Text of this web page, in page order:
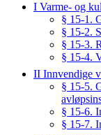
I Varme- og
§ 15-1.
§ 15-2.
§ 15-3.
§ 15-4.
II Innvendige
§ 15-5.
§ 15-6.
§ 15-7.